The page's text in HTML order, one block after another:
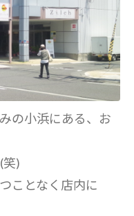
の小浜にある、お
笑)
ことなく店内に